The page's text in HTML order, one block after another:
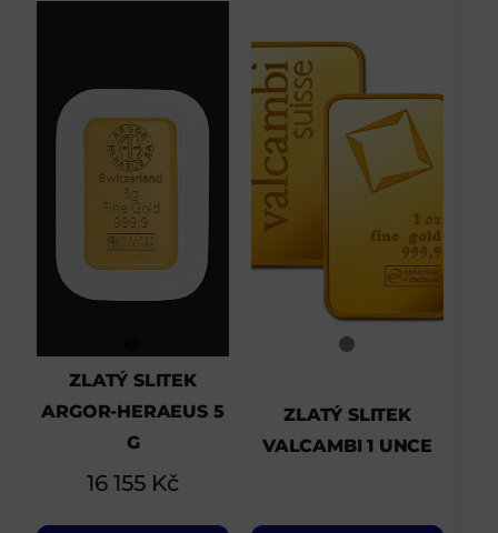
ZLATÝ SLITEK
ARGOR-HERAEUS 5
G
16 155 Kč
ZLATÝ SLITEK
VALCAMBI 1 UNCE